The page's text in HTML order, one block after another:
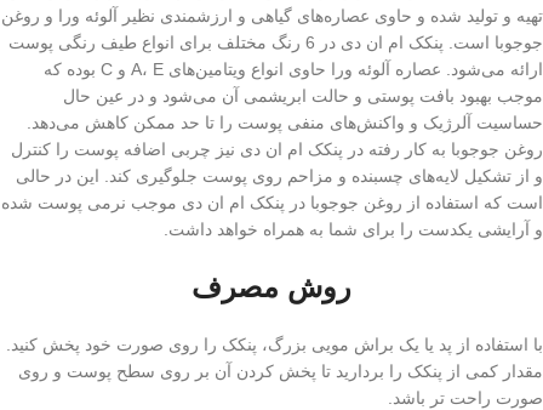
تهیه و تولید شده و حاوی عصاره‌های گیاهی و ارزشمندی نظیر آلوئه ورا و روغن
جوجوبا است. پنکک ام ان دی در 6 رنگ مختلف برای انواع طیف رنگی پوست
ارائه می‌شود. عصاره آلوئه ورا حاوی انواع ویتامین‌های A، E و C بوده که
موجب بهبود بافت پوستی و حالت ابریشمی آن می‌شود و در عین حال
حساسیت آلرژیک و واکنش‌های منفی پوست را تا حد ممکن کاهش می‌دهد.
روغن جوجوبا به کار رفته در پنکک ام ان دی نیز چربی اضافه پوست را کنترل
و از تشکیل لایه‌های چسبنده و مزاحم روی پوست جلوگیری کند. این در حالی
است که استفاده از روغن جوجوبا در پنکک ام ان دی موجب نرمی پوست شده
و آرایشی یکدست را برای شما به همراه خواهد داشت.
روش مصرف
با استفاده از پد یا یک براش مویی بزرگ، پنکک را روی صورت خود پخش کنید.
مقدار کمی از پنکک را بردارید تا پخش کردن آن بر روی سطح پوست و روی
صورت راحت تر باشد.